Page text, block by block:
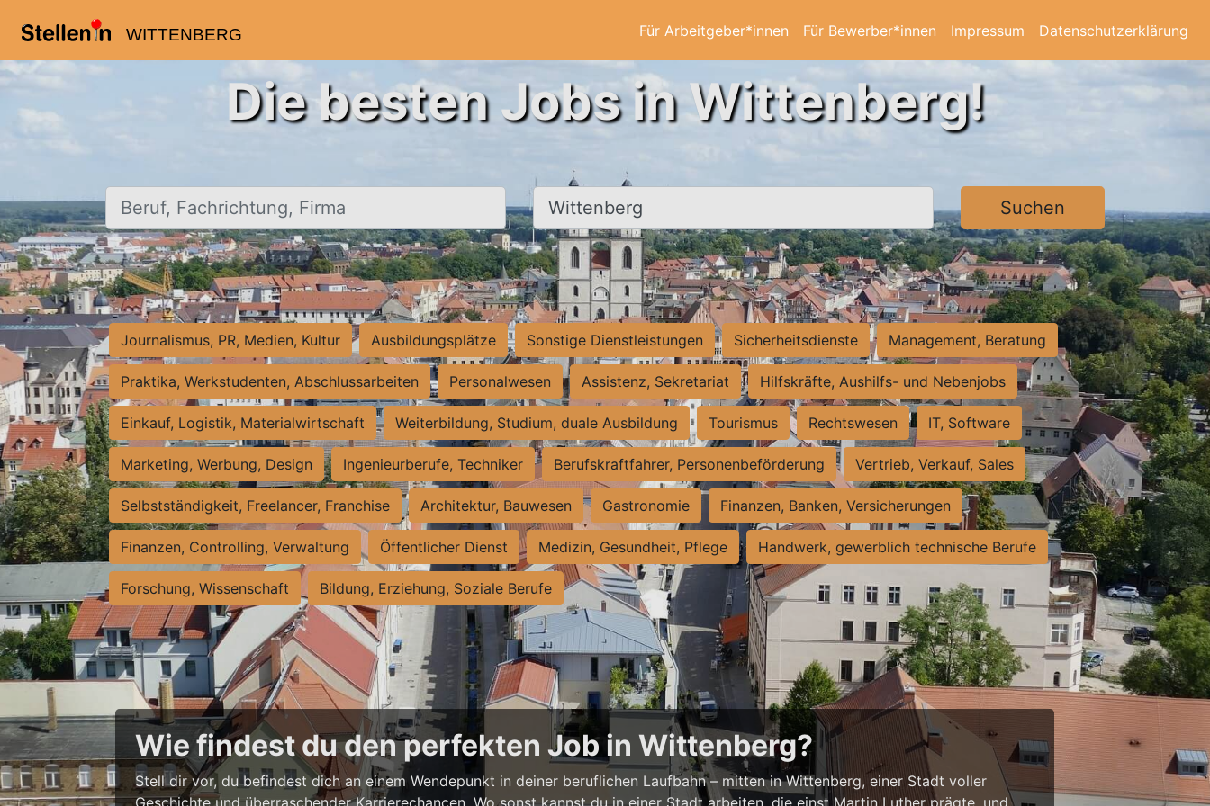
WITTENBERG Für Arbeitgeber*innen Für Bewerber*innen Impressum Datenschutzerklärung
Die besten Jobs in Wittenberg!
Beruf, Fachrichtung, Firma Ort, Stadt Suchen
Journalismus, PR, Medien, Kultur Ausbildungsplätze Sonstige Dienstleistungen Sicherheitsdienste Management, Beratung
Praktika, Werkstudenten, Abschlussarbeiten Personalwesen Assistenz, Sekretariat Hilfskräfte, Aushilfs- und Nebenjobs
Einkauf, Logistik, Materialwirtschaft Weiterbildung, Studium, duale Ausbildung Tourismus Rechtswesen IT, Software
Marketing, Werbung, Design Ingenieurberufe, Techniker Berufskraftfahrer, Personenbeförderung Vertrieb, Verkauf, Sales
Selbstständigkeit, Freelancer, Franchise Architektur, Bauwesen Gastronomie Finanzen, Banken, Versicherungen
Finanzen, Controlling, Verwaltung Öffentlicher Dienst Medizin, Gesundheit, Pflege Handwerk, gewerblich technische Berufe
Forschung, Wissenschaft Bildung, Erziehung, Soziale Berufe
Wie findest du den perfekten Job in Wittenberg?
Stell dir vor, du befindest dich an einem Wendepunkt in deiner beruflichen Laufbahn – mitten in Wittenberg, einer Stadt voller